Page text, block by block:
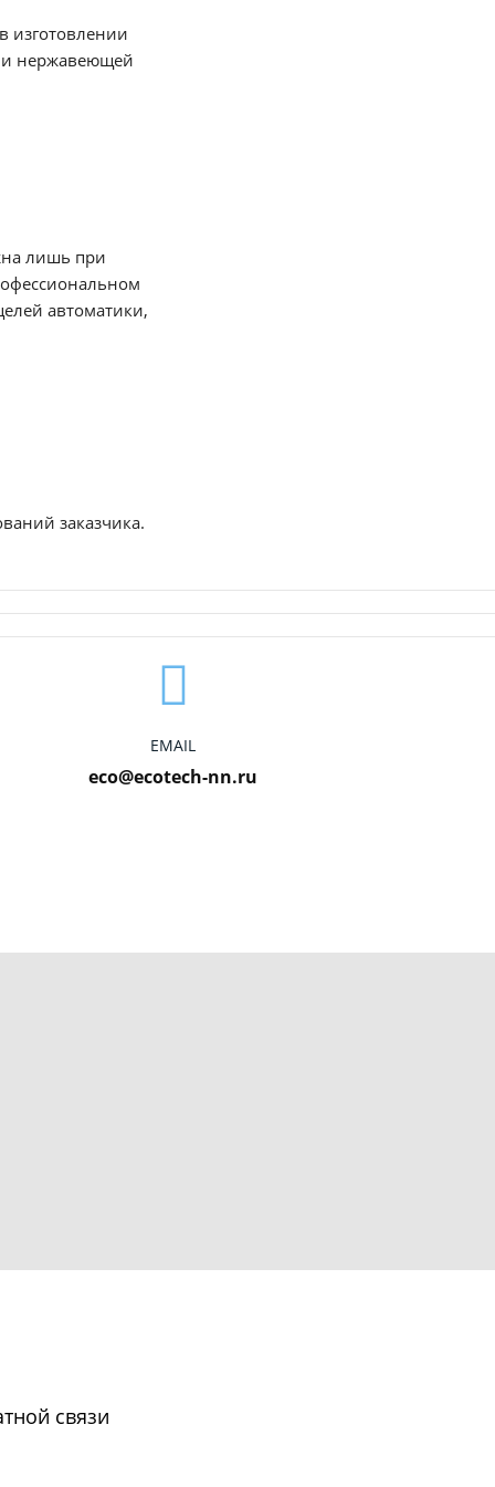
изготовлении
и нержавеющей
лишь при
автоматики,
заказчика.
EMAIL
eco@ecotech-nn.ru
связи